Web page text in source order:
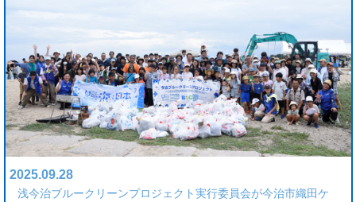
2025.09.28
浅今治ブルークリーンプロジェクト実行委員会が今治市織田ケ